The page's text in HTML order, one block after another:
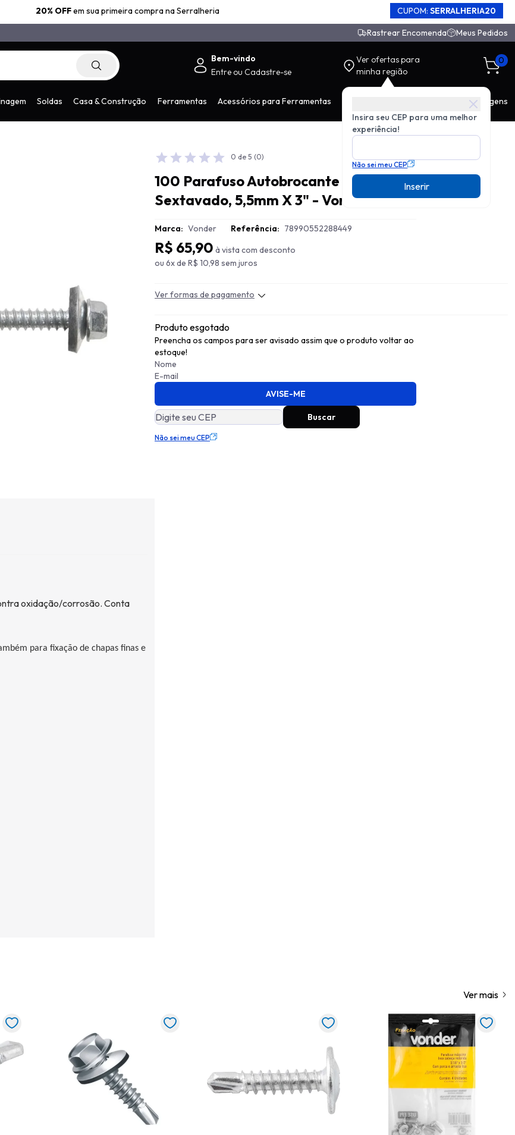
20% OFFem sua primeira compra na Serralheria CUPOM: SERRALHERIA20
Rastrear Encomenda Meus Pedidos
Bem-vindo
Entre ou Cadastre-se
Ver ofertas para
minha região
Insira seu CEP para uma melhor
experiência!
Não sei meu CEP
Inserir
0
Soldas Casa & Construção Ferramentas Acessórios para Ferramentas Ferragens
oxidação/corrosão. Conta
para fixação de chapas finas e
0 de 5 (0)
100 Parafuso Autobrocante
Sextavado, 5,5mm X 3" - Vonder
Marca: Vonder Referência: 78990552288449
R$ 65,90 à vista com desconto
ou 6x de R$ 10,98 sem juros
Ver formas de pagamento
Produto esgotado
Preencha os campos para ser avisado assim que o produto voltar ao
estoque!
AVISE-ME
Não sei meu CEP
Ver mais